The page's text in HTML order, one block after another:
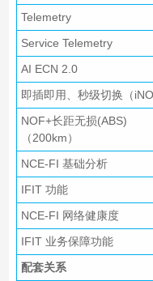
Telemetry
Service Telemetry
AI ECN 2.0
即插即用、秒级切换（
NOF+长距无损(ABS)
（200km）
NCE-FI 基础分析
IFIT 功能
NCE-FI 网络健康度
IFIT 业务保障功能
配套关系